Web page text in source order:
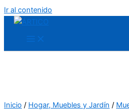
Ir al contenido
Inicio / Hogar, Muebles y Jardín /